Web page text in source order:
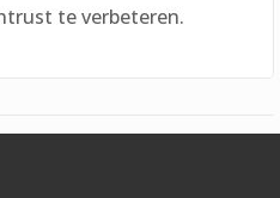
te verbeteren.